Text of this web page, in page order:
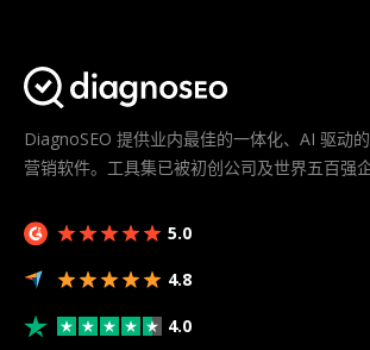
DiagnoSEO 提供业内最佳的一体化、AI 驱动
营销软件。工具集已被初创公司及世界五百强企
5.0
4.8
4.0